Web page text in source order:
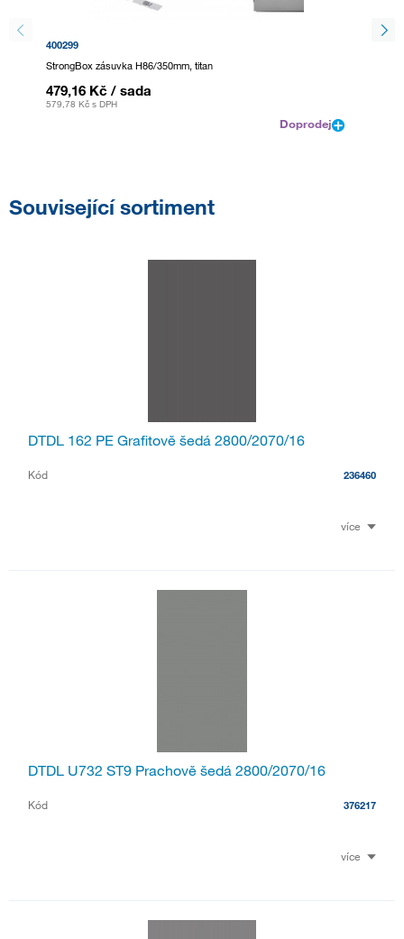
400299
StrongBox zásuvka H86/350mm, titan
479,16 Kč / sada
579,78 Kč s DPH
Doprodej
Související sortiment
DTDL 162 PE Grafitově šedá 2800/2070/16
Kód 236460
více
DTDL U732 ST9 Prachově šedá 2800/2070/16
Kód 376217
více